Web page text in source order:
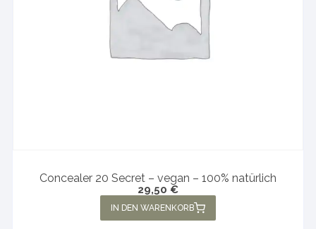
Concealer 20 Secret – vegan – 100% natürlich
29,50 €
IN DEN WARENKORB